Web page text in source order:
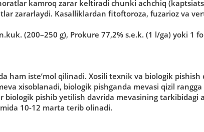
kamroq zarar keltiradi chunki achchiq
zararlaydi. Kasalliklardan fitoftoroza, fuzarioz va
(200–250 g), Prokure 77,2% s.e.k. (1 l/ga) yoki 1
ham isteʼmol qilinadi. Xosili texnik va biologik
xisoblanadi, biologik pishganda mevasi qizil
biologik pishib yetilish davrida mevasining tarkibidagi
10-12 marta terib olinadi.